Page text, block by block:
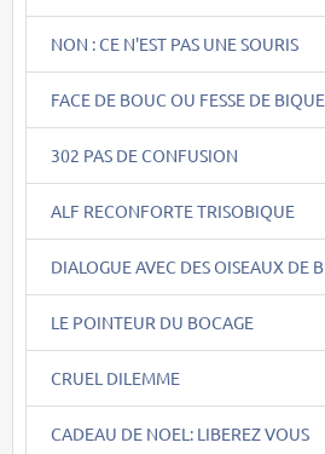
NON : CE N'EST PAS UNE SOURIS
FACE DE BOUC OU FESSE DE BIQUE
302 PAS DE CONFUSION
ALF RECONFORTE TRISOBIQUE
DIALOGUE AVEC DES OISEAUX DE B
LE POINTEUR DU BOCAGE
CRUEL DILEMME
CADEAU DE NOEL: LIBEREZ VOUS